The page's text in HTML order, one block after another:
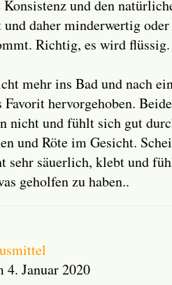
und den
daher minderwertig
Richtig, es wird
mehr ins Bad und nach
hervorgehoben.
nicht und fühlt sich gut
und Röte im Gesicht.
sehr säuerlich, klebt und
geholfen zu haben..
4. Januar 2020